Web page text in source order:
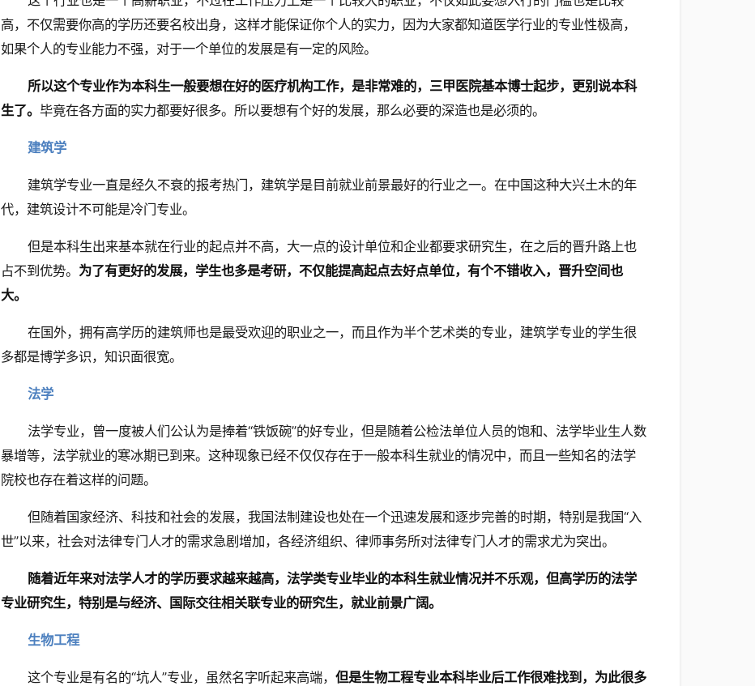
高，不仅需要你高的学历还要名校出身，这样才能保证你个人的实力，因为大家都知道医学行业的专业性极高，
如果个人的专业能力不强，对于一个单位的发展是有一定的风险。
所以这个专业作为本科生一般要想在好的医疗机构工作，是非常难的，三甲医院基本博士起步，更别说本科
生了。 毕竟在各方面的实力都要好很多。所以要想有个好的发展，那么必要的深造也是必须的。
建筑学
建筑学专业一直是经久不衰的报考热门，建筑学是目前就业前景最好的行业之一。在中国这种大兴土木的年
代，建筑设计不可能是冷门专业。
但是本科生出来基本就在行业的起点并不高，大一点的设计单位和企业都要求研究生，在之后的晋升路上也
占不到优势。 为了有更好的发展，学生也多是考研，不仅能提高起点去好点单位，有个不错收入，晋升空间也
大。
在国外，拥有高学历的建筑师也是最受欢迎的职业之一，而且作为半个艺术类的专业，建筑学专业的学生很
多都是博学多识，知识面很宽。
法学
法学专业，曾一度被人们公认为是捧着“铁饭碗”的好专业，但是随着公检法单位人员的饱和、法学毕业生人数
暴增等，法学就业的寒冰期已到来。这种现象已经不仅仅存在于一般本科生就业的情况中，而且一些知名的法学
院校也存在着这样的问题。
但随着国家经济、科技和社会的发展，我国法制建设也处在一个迅速发展和逐步完善的时期，特别是我国“入
世”以来，社会对法律专门人才的需求急剧增加，各经济组织、律师事务所对法律专门人才的需求尤为突出。
随着近年来对法学人才的学历要求越来越高，法学类专业毕业的本科生就业情况并不乐观，但高学历的法学
专业研究生，特别是与经济、国际交往相关联专业的研究生，就业前景广阔。
生物工程
这个专业是有名的“坑人”专业，虽然名字听起来高端， 但是生物工程专业本科毕业后工作很难找到，为此很多